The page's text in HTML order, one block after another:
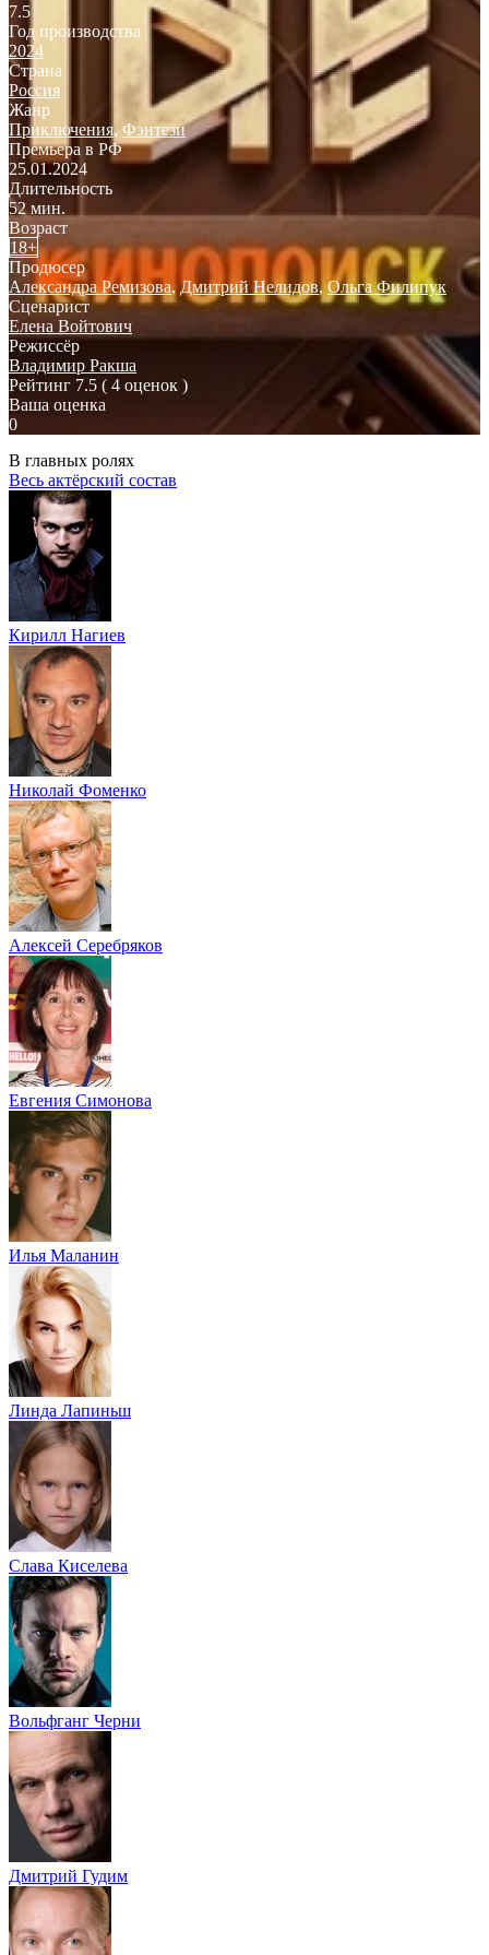
7.5
Год производства
2024
Страна
Россия
Жанр
Приключения, Фэнтези
Премьера в РФ
25.01.2024
Длительность
52 мин.
Возраст
18+
Продюсер
Александра Ремизова,Дмитрий Нелидов,Ольга Филипук
Сценарист
Елена Войтович
Режиссёр
Владимир Ракша
Рейтинг 7.5 ( 4 оценок )
Ваша оценка
0
В главных ролях
Весь актёрский состав
Кирилл Нагиев
Николай Фоменко
Алексей Серебряков
Евгения Симонова
Илья Маланин
Линда Лапиньш
Слава Киселева
Вольфганг Черни
Дмитрий Гудим